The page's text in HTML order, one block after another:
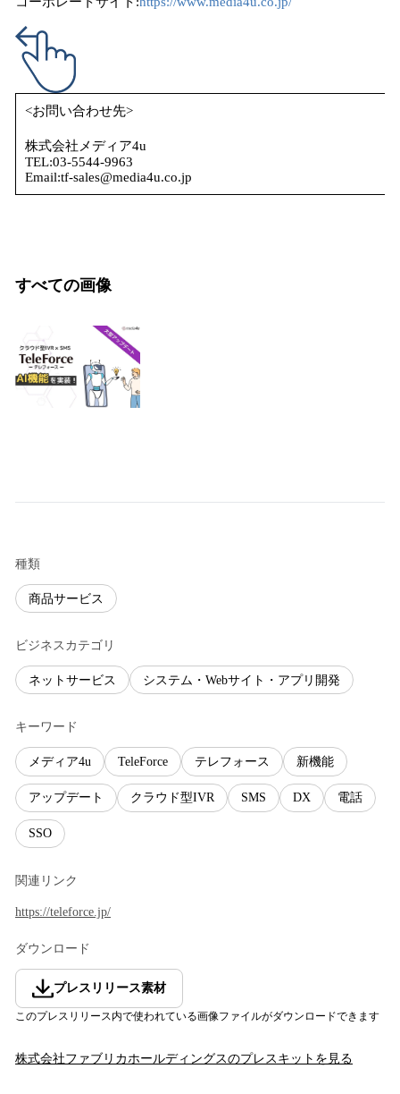
<お問い合わせ先>
株式会社メディア4u
TEL:03-5544-9963
Email:tf-sales@media4u.co.jp
すべての画像
種類
商品サービス
ビジネスカテゴリ
ネットサービス システム・Webサイト・アプリ開発
キーワード
メディア4u TeleForce テレフォース 新機能
アップデート クラウド型IVR SMS DX 電話
SSO
関連リンク
https://teleforce.jp/
ダウンロード
プレスリリース素材
このプレスリリース内で使われている画像ファイルがダウンロードできます
株式会社ファブリカホールディングスのプレスキットを見る